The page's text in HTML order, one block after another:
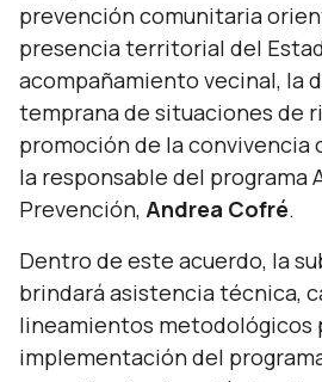
prevención comunitaria
presencia territorial del
acompañamiento vecinal, la
temprana de situaciones de
promoción de la convivencia
la responsable del programa
Prevención, Andrea Cofré.
Dentro de este acuerdo, la
brindará asistencia técnica,
lineamientos metodológicos
implementación del